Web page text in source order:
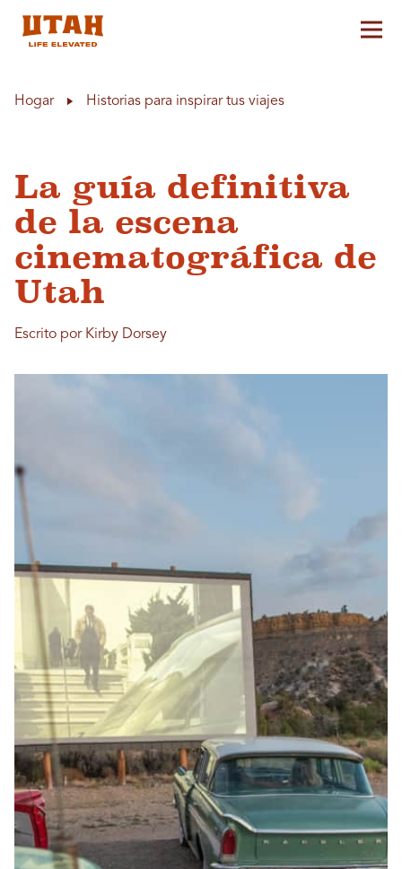
Hogar Historias para inspirar tus viajes
La guía definitiva
de la escena
cinematográfica de
Utah
Escrito por Kirby Dorsey